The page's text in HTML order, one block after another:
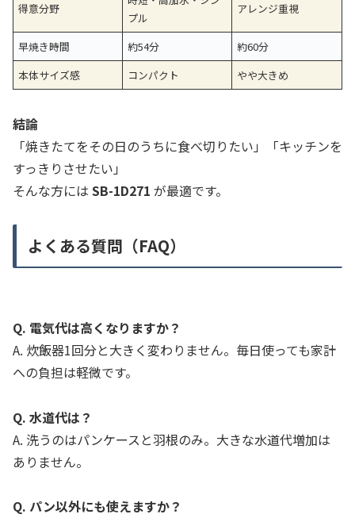
得意分野
プル
アレンジ重視
早焼き時間 約54分
約60分
本体サイズ感
コンパクト やや大きめ
結論
「焼きたてをその日のうちに食べ切りたい」「キッチンを
すっきりさせたい」
そんな方には SB-1D271 が最適です。
よくある質問（FAQ）
Q. 電気代は高くなりますか？
A. 炊飯器1回分と大きく変わりません。毎日使っても家計
への負担は軽微です。
Q. 水道代は？
A. 洗うのはパンケースと羽根のみ。大きな水道代増加は
ありません。
Q. パン以外にも使えますか？